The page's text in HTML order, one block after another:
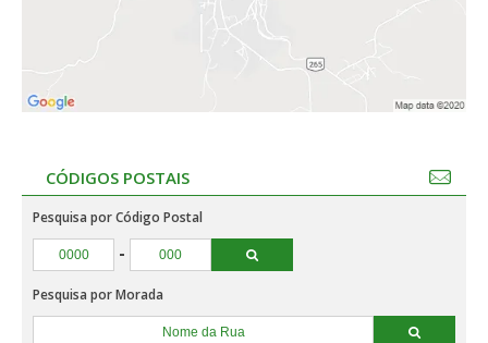
CÓDIGOS POSTAIS
Pesquisa por Código Postal
-
Pesquisa por Morada